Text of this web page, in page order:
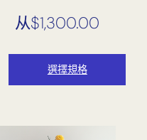
从$1,300.00
選擇規格